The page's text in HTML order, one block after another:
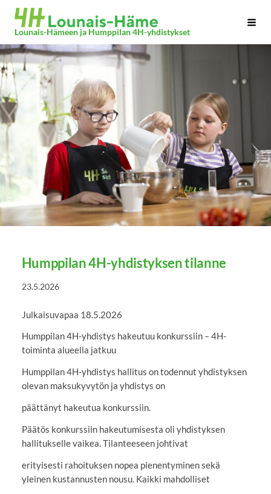
Siirry
sivun
Lounais-Hämeen ja Humppilan 4H-yhdistykset
Humppilan 4H-yhdistyksen tilanne
23.5.2026
Julkaisuvapaa 18.5.2026
Humppilan 4H-yhdistys hakeutuu konkurssiin – 4H-
toiminta alueella jatkuu
Humppilan 4H-yhdistys hallitus on todennut yhdistyksen
olevan maksukyvytön ja yhdistys on
päättänyt hakeutua konkurssiin.
Päätös konkurssiin hakeutumisesta oli yhdistyksen
hallitukselle vaikea. Tilanteeseen johtivat
erityisesti rahoituksen nopea pienentyminen sekä
yleinen kustannusten nousu. Kaikki mahdolliset